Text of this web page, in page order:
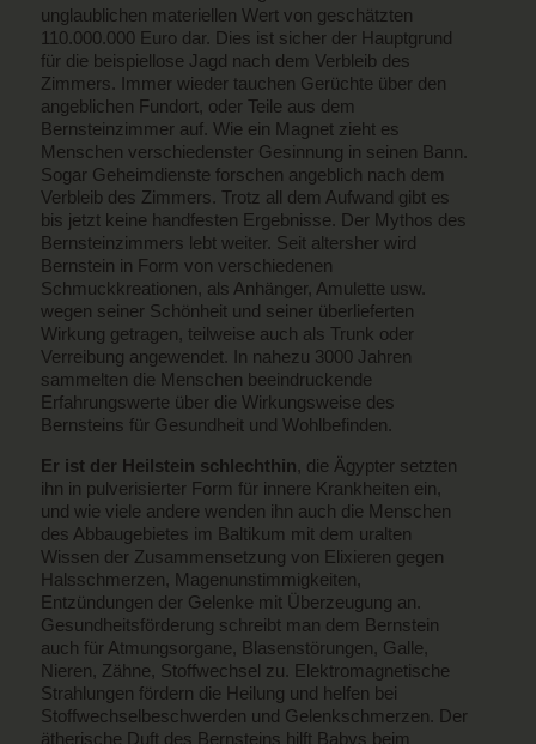
unglaublichen materiellen Wert von geschätzten
110.000.000 Euro dar. Dies ist sicher der Hauptgrund
für die beispiellose Jagd nach dem Verbleib des
Zimmers. Immer wieder tauchen Gerüchte über den
angeblichen Fundort, oder Teile aus dem
Bernsteinzimmer auf. Wie ein Magnet zieht es
Menschen verschiedenster Gesinnung in seinen Bann.
Sogar Geheimdienste forschen angeblich nach dem
Verbleib des Zimmers. Trotz all dem Aufwand gibt es
bis jetzt keine handfesten Ergebnisse. Der Mythos des
Bernsteinzimmers lebt weiter. Seit altersher wird
Bernstein in Form von verschiedenen
Schmuckkreationen, als Anhänger, Amulette usw.
wegen seiner Schönheit und seiner überlieferten
Wirkung getragen, teilweise auch als Trunk oder
Verreibung angewendet. In nahezu 3000 Jahren
sammelten die Menschen beeindruckende
Erfahrungswerte über die Wirkungsweise des
Bernsteins für Gesundheit und Wohlbefinden.
Er ist der Heilstein schlechthin, die Ägypter setzten
ihn in pulverisierter Form für innere Krankheiten ein,
und wie viele andere wenden ihn auch die Menschen
des Abbaugebietes im Baltikum mit dem uralten
Wissen der Zusammensetzung von Elixieren gegen
Halsschmerzen, Magenunstimmigkeiten,
Entzündungen der Gelenke mit Überzeugung an.
Gesundheitsförderung schreibt man dem Bernstein
auch für Atmungsorgane, Blasenstörungen, Galle,
Nieren, Zähne, Stoffwechsel zu. Elektromagnetische
Strahlungen fördern die Heilung und helfen bei
Stoffwechselbeschwerden und Gelenkschmerzen. Der
ätherische Duft des Bernsteins hilft Babys beim